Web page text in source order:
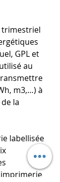
trimestriel
GPL et
au
m3,…) à
la
labellisée